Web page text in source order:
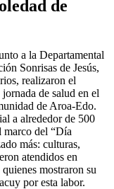
de
a la Departamental
Sonrisas de Jesús,
realizaron el
de salud en el
de Aroa-Edo.
a alrededor de 500
marco del “Día
más: culturas,
atendidos en
mostraron su
por esta labor.